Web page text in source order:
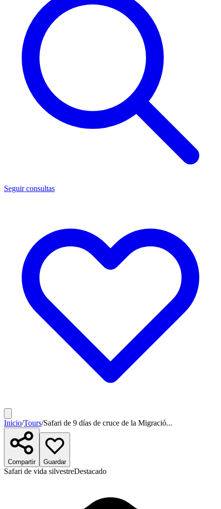
Seguir consultas
Inicio/Tours/Safari de 9 días de cruce de la Migració...
Compartir Guardar
Safari de vida silvestreDestacado